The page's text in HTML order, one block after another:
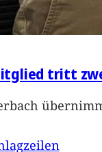
tritt